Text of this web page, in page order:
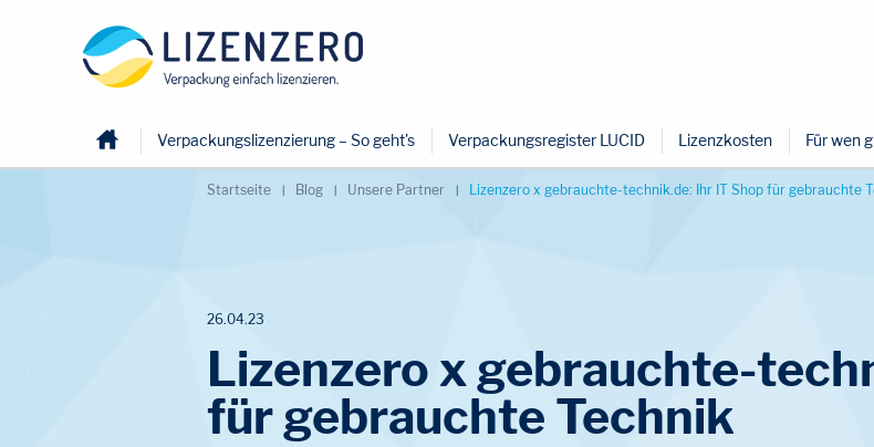
Home Verpackungslizenzierung – So geht's Verpackungsregister LUCID Lizenzkosten Für wen
Startseite Blog Unsere Partner Lizenzero x gebrauchte-technik.de: Ihr IT Shop für gebrauchte
26.04.23
Lizenzero x gebrauchte-
für gebrauchte Technik